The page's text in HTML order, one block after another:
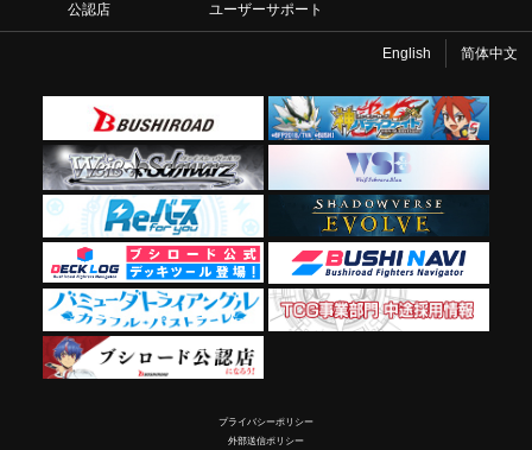
公認店
ユーザーサポート
English 简体中文
プライバシーポリシー
外部送信ポリシー